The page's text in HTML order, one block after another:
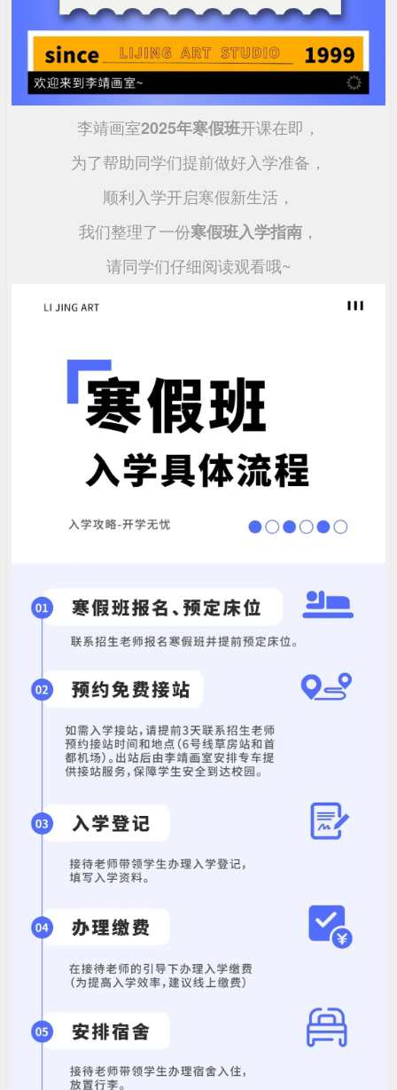
李靖画室2025年寒假班开课在即，
为了帮助同学们提前做好入学准备，
顺利入学开启寒假新生活，
我们整理了一份寒假班入学指南 ，
请同学们仔细阅读观看哦~